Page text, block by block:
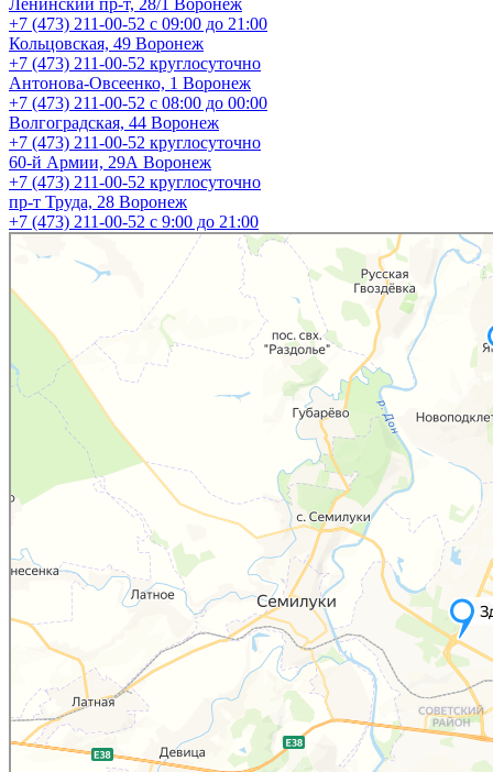
+7 (473) 211-00-52 с 09:00 до 21:00
Кольцовская, 49 Воронеж
+7 (473) 211-00-52 круглосуточно
Антонова-Овсеенко, 1 Воронеж
+7 (473) 211-00-52 с 08:00 до 00:00
Волгоградская, 44 Воронеж
+7 (473) 211-00-52 круглосуточно
60-й Армии, 29А Воронеж
+7 (473) 211-00-52 круглосуточно
пр-т Труда, 28 Воронеж
+7 (473) 211-00-52 c 9:00 до 21:00